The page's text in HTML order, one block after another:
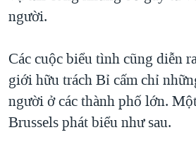
người.
Các cuộc biểu tình cũng diễn
giới hữu trách Bỉ cấm chỉ
người ở các thành phố lớn.
Brussels phát biểu như sau.